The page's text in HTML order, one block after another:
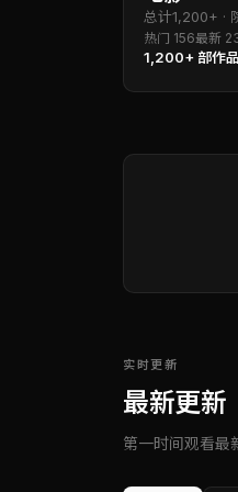
总计1,200+ ·
热门 156最新
1,200+ 部作
实时更新
最新更新
第一时间观看最